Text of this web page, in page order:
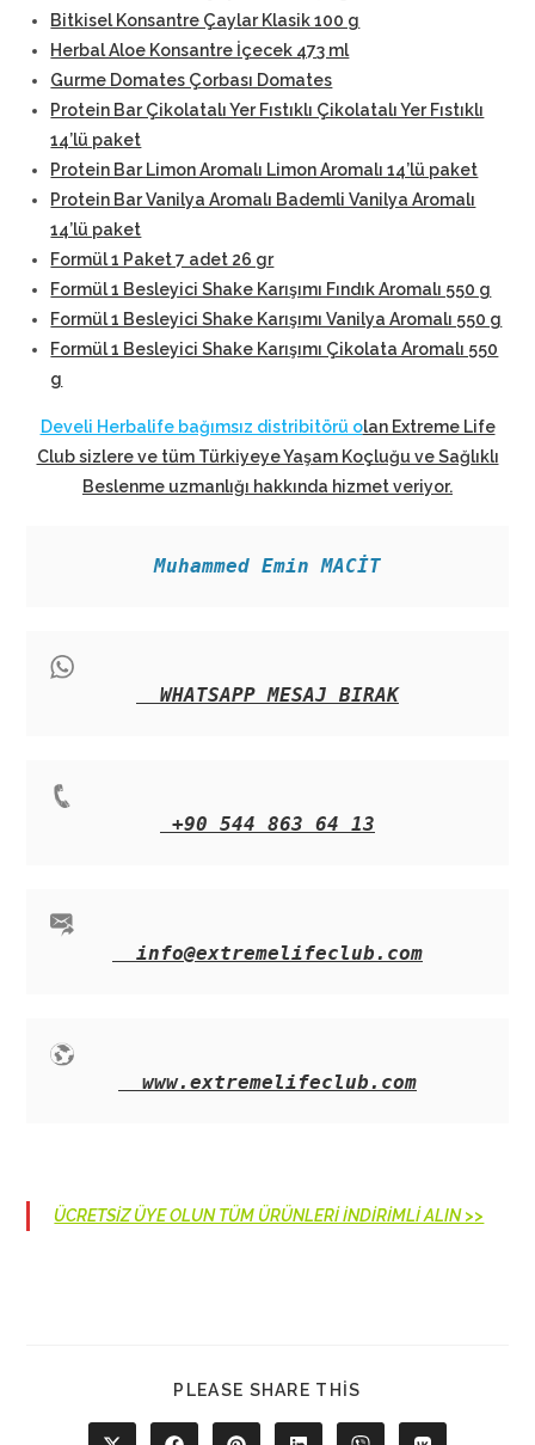
Bitkisel Konsantre Çaylar Klasik 100 g
Herbal Aloe Konsantre İçecek 473 ml
Gurme Domates Çorbası Domates
Protein Bar Çikolatalı Yer Fıstıklı Çikolatalı Yer Fıstıklı
14’lü paket
Protein Bar Limon Aromalı Limon Aromalı 14’lü paket
Protein Bar Vanilya Aromalı Bademli Vanilya Aromalı
14’lü paket
Formül 1 Paket 7 adet 26 gr
Formül 1 Besleyici Shake Karışımı Fındık Aromalı 550 g
Formül 1 Besleyici Shake Karışımı Vanilya Aromalı 550 g
Formül 1 Besleyici Shake Karışımı Çikolata Aromalı 550
g
Develi Herbalife bağımsız distribitörü olan Extreme Life
Club sizlere ve tüm Türkiyeye Yaşam Koçluğu ve Sağlıklı
Beslenme uzmanlığı hakkında hizmet veriyor.
Muhammed Emin MACİT
WHATSAPP MESAJ BIRAK
+90 544 863 64 13
info@extremelifeclub.com
www.extremelifeclub.com
ÜCRETSİZ ÜYE OLUN TÜM ÜRÜNLERİ İNDİRİMLİ ALIN >>
PLEASE SHARE THIS
CONTENT